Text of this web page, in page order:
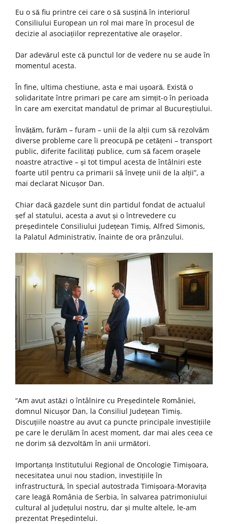
Eu o să fiu printre cei care o să susțină în interiorul
Consiliului European un rol mai mare în procesul de
decizie al asociațiilor reprezentative ale orașelor.
Dar adevărul este că punctul lor de vedere nu se aude în
momentul acesta.
În fine, ultima chestiune, asta e mai ușoară. Există o
solidaritate între primari pe care am simțit-o în perioada
în care am exercitat mandatul de primar al Bucureștiului.
Învățăm, furăm – furam – unii de la alții cum să rezolvăm
diverse probleme care îi preocupă pe cetățeni – transport
public, diferite facilități publice, cum să facem orașele
noastre atractive – și tot timpul acesta de întâlniri este
foarte util pentru ca primarii să învețe unii de la alții”, a
mai declarat Nicușor Dan.
Chiar dacă gazdele sunt din partidul fondat de actualul
șef al statului, acesta a avut și o întrevedere cu
președintele Consiliului Județean Timiș, Alfred Simonis,
la Palatul Administrativ, înainte de ora prânzului.
“Am avut astăzi o întâlnire cu Președintele României,
domnul Nicușor Dan, la Consiliul Județean Timiș.
Discuțiile noastre au avut ca puncte principale investițiile
pe care le derulăm în acest moment, dar mai ales ceea ce
ne dorim să dezvoltăm în anii următori.
Importanța Institutului Regional de Oncologie Timișoara,
necesitatea unui nou stadion, investițiile în
infrastructură, în special autostrada Timișoara-Moravița
care leagă România de Serbia, în salvarea patrimoniului
cultural al județului nostru, dar și multe altele, le-am
prezentat Președintelui.